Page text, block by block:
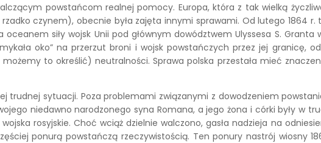
powstańcom realnej pomocy. Europa, która z tak wielką
czynem), obecnie była zajęta innymi sprawami. Od lutego 1864 r.
siły wojsk Unii pod głównym dowództwem Ulyssesa S. Granta
oko” na przerzut broni i wojsk powstańczych przez jej granicę,
to określić) neutralności. Sprawa polska przestała mieć
trudnej sytuacji. Poza problemami związanymi z dowodzeniem
niedawno narodzonego syna Romana, a jego żona i córki były w
rosyjskie. Choć wciąż dzielnie walczono, gasła nadzieja na
ponurą powstańczą rzeczywistością. Ten ponury nastrój wiosny